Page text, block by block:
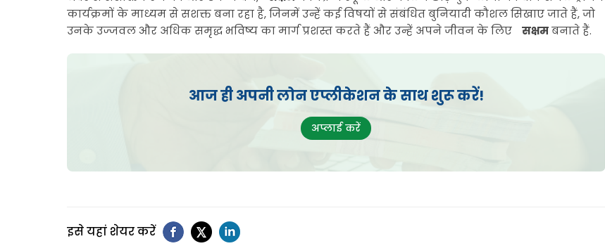
कार्यक्रमों के माध्यम से सशक्त बना रहा है, जिनमें उन्हें कई विषयों से संबंधित बुनियादी कौशल सिखाए जाते हैं, जो
उनके उज्जवल और अधिक समृद्ध भविष्य का मार्ग प्रशस्त करते हैं और उन्हें अपने जीवन के लिए
सक्षमबनाते हैं.
आज ही अपनी लोन एप्लीकेशन के साथ शुरू करें!
अप्लाई करें
इसे यहां शेयर करें